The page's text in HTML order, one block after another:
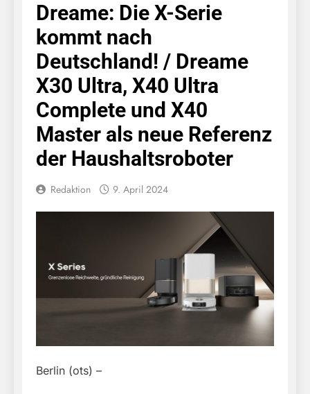
Dreame: Die X-Serie
kommt nach
Deutschland! / Dreame
X30 Ultra, X40 Ultra
Complete und X40
Master als neue Referenz
der Haushaltsroboter
Redaktion 9. April 2024
Berlin (ots) –